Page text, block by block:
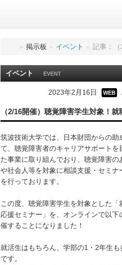
» 掲示板 » イベント » 記事：
イベント EVENT
2023年2月16日 WEB
（2/16開催）聴覚障害学生対象！
筑波技術大学では、日本財団からの助
て、聴覚障害者のキャリアサポートを
た事業に取り組んでおり、聴覚障害の
や社会人等を対象に相談支援・セミナ
を行っております。
この度、聴覚障害学生を対象とした「
応援セミナー」を、オンラインで以下
催することになりました！
就活生はもちろん、学部の1・2年生も
です。